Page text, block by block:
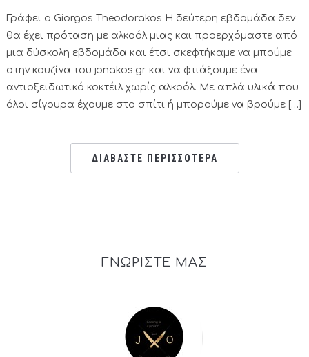
Γράφει ο Giorgos Theodorakos Η δεύτερη εβδομάδα δεν
θα έχει πρόταση με αλκοόλ μιας και προερχόμαστε από
μια δύσκολη εβδομάδα και έτσι σκεφτήκαμε να μπούμε
στην κουζίνα του jonakos.gr και να φτιάξουμε ένα
αντιοξειδωτικό κοκτέιλ χωρίς αλκοόλ. Με απλά υλικά που
όλοι σίγουρα έχουμε στο σπίτι ή μπορούμε να βρούμε […]
ΔΙΑΒΑΣΤΕ ΠΕΡΙΣΣΟΤΕΡΑ
ΓΝΩΡΙΣΤΕ ΜΑΣ